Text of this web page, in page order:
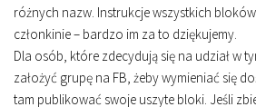
różnych nazw. Instrukcje wszystkich
członkinie – bardzo im za to dziękujemy.
Dla osób, które zdecydują się na udział w
założyć grupę na FB, żeby wymieniać się
tam publikować swoje uszyte bloki. Jeśli